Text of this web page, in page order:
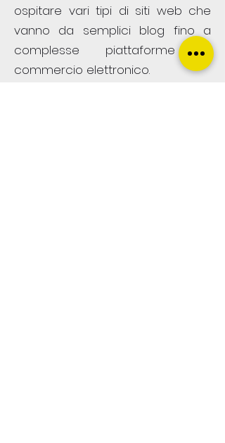
ospitare vari tipi di siti web che
vanno da semplici blog fino a
complesse piattaforme di
commercio elettronico.